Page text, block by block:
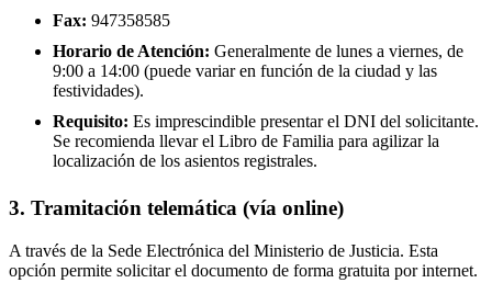
Fax: 947358585
Horario de Atención: Generalmente de lunes a viernes, de
9:00 a 14:00 (puede variar en función de la ciudad y las
festividades).
Requisito: Es imprescindible presentar el DNI del solicitante.
Se recomienda llevar el Libro de Familia para agilizar la
localización de los asientos registrales.
3. Tramitación telemática (vía online)
A través de la Sede Electrónica del Ministerio de Justicia. Esta
opción permite solicitar el documento de forma gratuita por internet.